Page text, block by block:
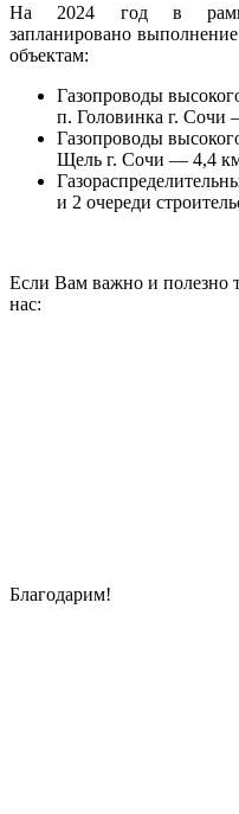
На 2024 год в
запланировано
объектам:
Газопроводы
п. Головинка г. Сочи
Газопроводы
Щель г. Сочи — 4,4
и 2 очереди
Если Вам важно и полезно
нас:
Благодарим!